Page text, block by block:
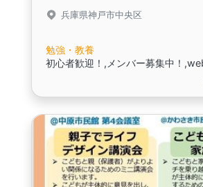
兵庫県神戸市中央区
勉強・教養